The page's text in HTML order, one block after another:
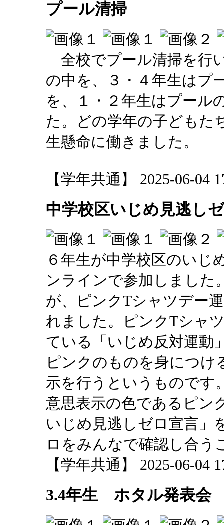
プール清掃
全校でプール清掃を行
の中を、３・４年生はプ
を、１・２年生はプール
た。どの学年の子どもた
生懸命に働きました。
【学年共通】 2025-06-04
中学校区いじめ見逃し
６年生が中学校区のいじ
ンラインで参加しました
が、ピンクTシャツデー
れました。ピンクTシャ
ている「いじめ反対運動
ピンクのものを身につけ
示を行うというものです
意思表示の色であるピン
いじめ見逃しゼロ宣言」
ロをみんなで確認し合う
【学年共通】 2025-06-04
3.4年生 ホタル発表会